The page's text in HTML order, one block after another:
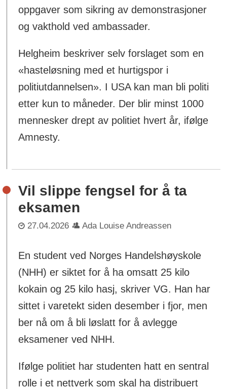
oppgaver som sikring av demonstrasjoner
og vakthold ved ambassader.
Helgheim beskriver selv forslaget som en
«hasteløsning med et hurtigspor i
politiutdannelsen». I USA kan man bli politi
etter kun to måneder. Der blir minst 1000
mennesker drept av politiet hvert år, ifølge
Amnesty.
Vil slippe fengsel for å ta
eksamen
27.04.2026 Ada Louise Andreassen
En student ved Norges Handelshøyskole
(NHH) er siktet for å ha omsatt 25 kilo
kokain og 25 kilo hasj, skriver VG. Han har
sittet i varetekt siden desember i fjor, men
ber nå om å bli løslatt for å avlegge
eksamener ved NHH.
Ifølge politiet har studenten hatt en sentral
rolle i et nettverk som skal ha distribuert